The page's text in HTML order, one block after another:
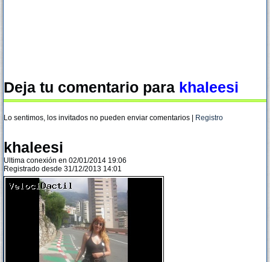
Deja tu comentario para khaleesi
Lo sentimos, los invitados no pueden enviar comentarios | Registro
khaleesi
Ultima conexión en 02/01/2014 19:06
Registrado desde 31/12/2013 14:01